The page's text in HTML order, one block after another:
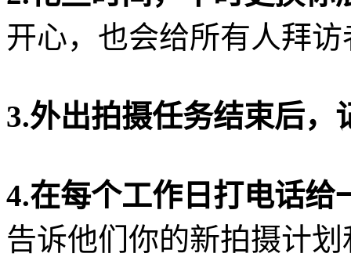
开心，也会给所有人拜
3.外出拍摄任务结束后，
4.在每个工作日打电话给
告诉他们你的新拍摄计